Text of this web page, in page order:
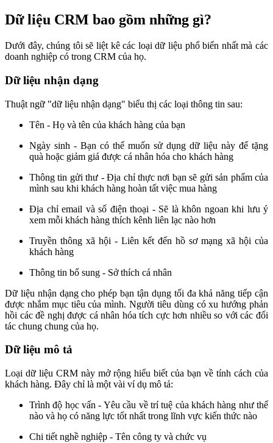
Dữ liệu CRM bao gồm những gì?
Dưới đây, chúng tôi sẽ liệt kê các loại dữ liệu phổ biến nhất mà các
doanh nghiệp có trong CRM của họ.
Dữ liệu nhận dạng
Thuật ngữ "dữ liệu nhận dạng" biểu thị các loại thông tin sau:
Tên - Họ và tên của khách hàng của bạn
Ngày sinh - Bạn có thể muốn sử dụng dữ liệu này để tặng
quà hoặc giảm giá được cá nhân hóa cho khách hàng
Thông tin gửi thư - Địa chỉ thực nơi bạn sẽ gửi sản phẩm của
mình sau khi khách hàng hoàn tất việc mua hàng
Địa chỉ email và số điện thoại - Sẽ là khôn ngoan khi lưu ý
xem mỗi khách hàng thích kênh liên lạc nào hơn
Truyền thông xã hội - Liên kết đến hồ sơ mạng xã hội của
khách hàng
Thông tin bổ sung - Sở thích cá nhân
Dữ liệu nhận dạng cho phép bạn tận dụng tối đa khả năng tiếp cận
được nhắm mục tiêu của mình. Người tiêu dùng có xu hướng phản
hồi các đề nghị được cá nhân hóa tích cực hơn nhiều so với các đối
tác chung chung của họ.
Dữ liệu mô tả
Loại dữ liệu CRM này mở rộng hiểu biết của bạn về tính cách của
khách hàng. Đây chỉ là một vài ví dụ mô tả:
Trình độ học vấn - Yêu cầu về trí tuệ của khách hàng như thế
nào và họ có năng lực tốt nhất trong lĩnh vực kiến ​​thức nào
Chi tiết nghề nghiệp - Tên công ty và chức vụ